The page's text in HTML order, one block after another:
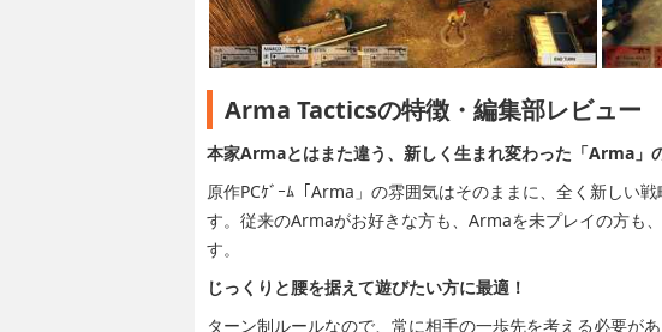
Arma Tacticsの特徴・編集部レビュー
本家Armaとはまた違う、新しく生まれ変わった「Arma」
原作PCｹﾞｰﾑ「Arma」の雰囲気はそのままに、全く新しい
す。従来のArmaがお好きな方も、Armaを未プレイの方も
す。
じっくりと腰を据えて遊びたい方に最適！
ターン制ルールなので、常に相手の一歩先を考える必要が